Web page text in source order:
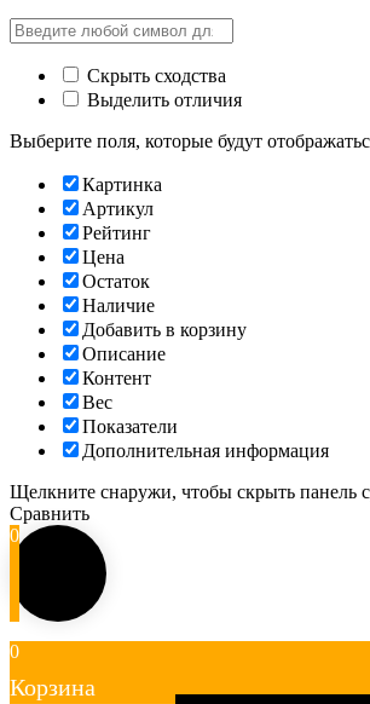
Скрыть сходства
Выделить отличия
Выберите поля, которые будут
Картинка
Артикул
Рейтинг
Цена
Остаток
Наличие
Добавить в корзину
Описание
Контент
Вес
Показатели
Дополнительная информация
Щелкните снаружи, чтобы скрыть панель
Сравнить
0
0
Корзина